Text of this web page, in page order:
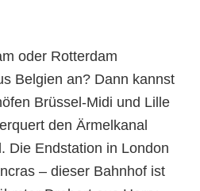
oder Rotterdam
Belgien an? Dann kannst
Brüssel-Midi und Lille
den Ärmelkanal
Die Endstation in London
– dieser Bahnhof ist